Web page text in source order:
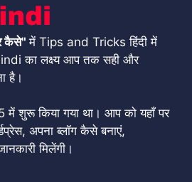
कैसे"में Tips and Tricks हिंदी में
का लक्ष्य आप तक सही और
है।
शुरू किया गया था। आप को यहाँ पर
अपना ब्लॉग कैसे बनाएं,
मिलेंगी।